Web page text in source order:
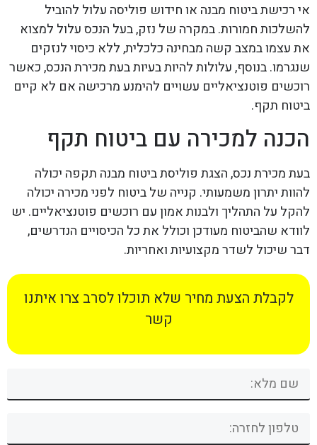
אי רכישת ביטוח מבנה או חידוש פוליסה עלול להוביל
להשלכות חמורות. במקרה של נזק, בעל הנכס עלול למצוא
את עצמו במצב קשה מבחינה כלכלית, ללא כיסוי לנזקים
שנגרמו. בנוסף, עלולות להיות בעיות בעת מכירת הנכס, כאשר
רוכשים פוטנציאליים עשויים להימנע מרכישה אם לא קיים
ביטוח תקף.
הכנה למכירה עם ביטוח תקף
בעת מכירת נכס, הצגת פוליסת ביטוח מבנה תקפה יכולה
להוות יתרון משמעותי. קנייה של ביטוח לפני מכירה יכולה
להקל על התהליך ולבנות אמון עם רוכשים פוטנציאליים. יש
לוודא שהביטוח מעודכן וכולל את כל הכיסויים הנדרשים,
דבר שיכול לשדר מקצועיות ואחריות.
לקבלת הצעת מחיר שלא תוכלו לסרב צרו איתנו
קשר